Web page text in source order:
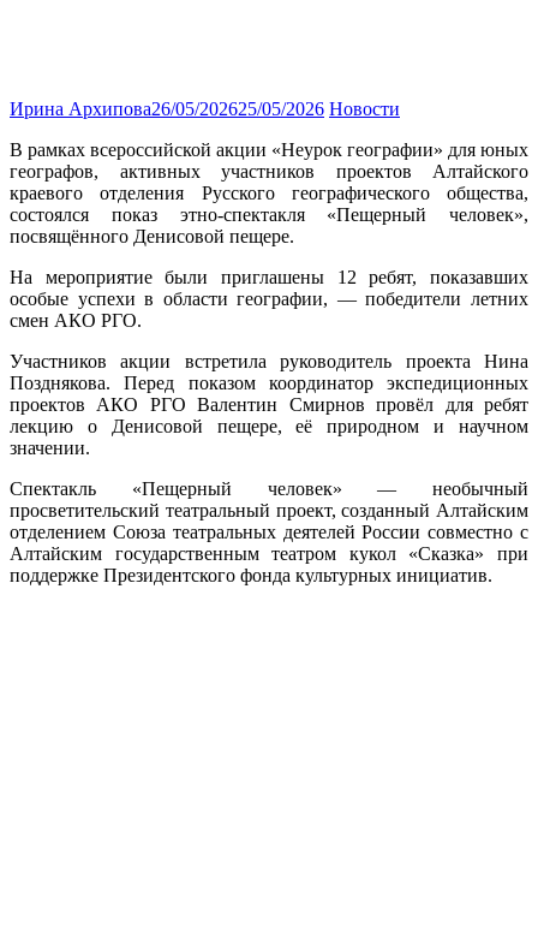
Ирина Архипова26/05/202625/05/2026 Новости
В рамках всероссийской акции «Неурок географии» для юных
географов, активных участников проектов Алтайского
краевого отделения Русского географического общества,
состоялся показ этно-спектакля «Пещерный человек»,
посвящённого Денисовой пещере.
На мероприятие были приглашены 12 ребят, показавших
особые успехи в области географии, — победители летних
смен АКО РГО.
Участников акции встретила руководитель проекта Нина
Позднякова. Перед показом координатор экспедиционных
проектов АКО РГО Валентин Смирнов провёл для ребят
лекцию о Денисовой пещере, её природном и научном
значении.
Спектакль «Пещерный человек» — необычный
просветительский театральный проект, созданный Алтайским
отделением Союза театральных деятелей России совместно с
Алтайским государственным театром кукол «Сказка» при
поддержке Президентского фонда культурных инициатив.